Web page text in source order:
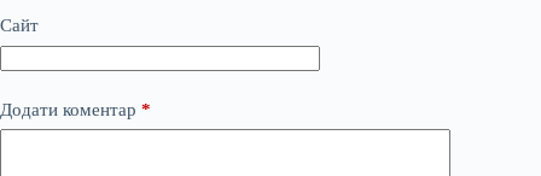
Сайт
Додати коментар *